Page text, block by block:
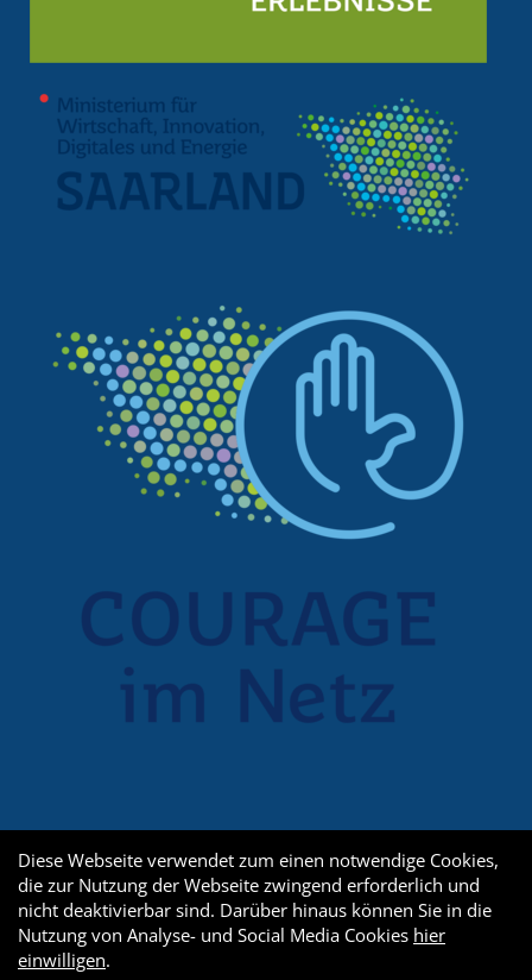
Diese Webseite verwendet zum einen notwendige Cookies,
die zur Nutzung der Webseite zwingend erforderlich und
nicht deaktivierbar sind. Darüber hinaus können Sie in die
Nutzung von Analyse- und Social Media Cookies hier
einwilligen.